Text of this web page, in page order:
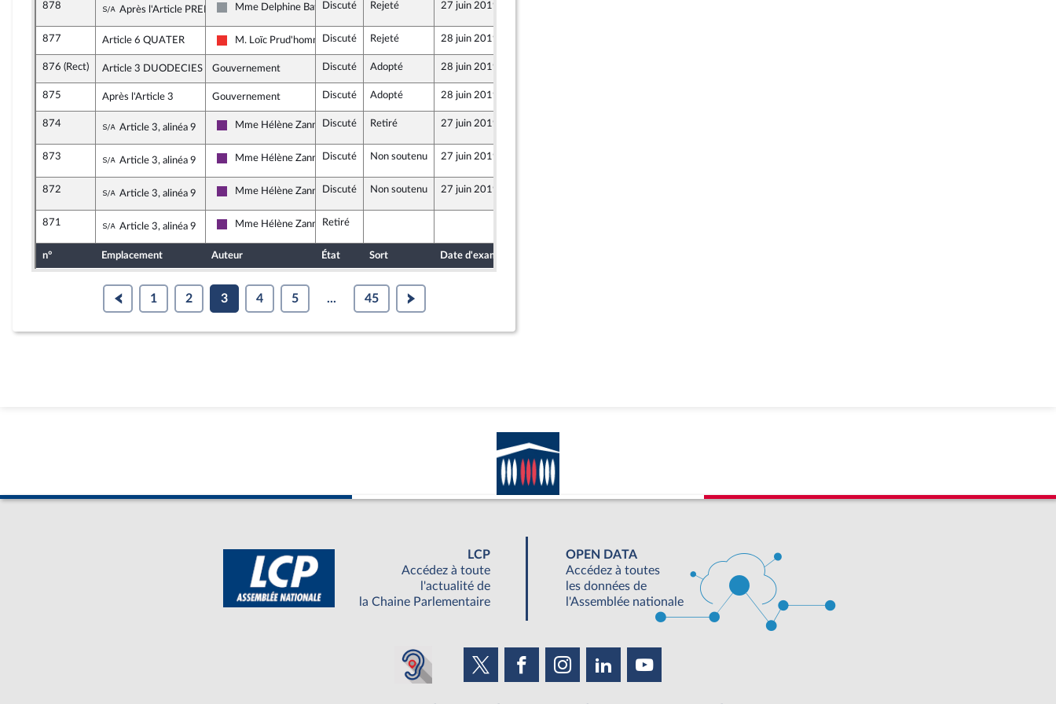
878 Sous-amendement de l'amendement n°833 (Rect)
Après l'Article PREMIER Non inscrit
Mme Delphine BathoDiscuté Rejeté 27 juin 2019
877 Article 6 QUATER
La France insoumise
M. Loïc Prud'hommeDiscuté Rejeté 28 juin 2019
876 (Rect) Article 3 DUODECIES Gouvernement Discuté Adopté 28 juin 2019
875 Après l'Article 3 Gouvernement Discuté Adopté 28 juin 2019
874 Sous-amendement de l'amendement n°88
Article 3, alinéa 9 La République en Marche
Mme Hélène ZannierDiscuté Retiré 27 juin 2019
873 Sous-amendement de l'amendement n°273
Article 3, alinéa 9 La République en Marche
Mme Hélène ZannierDiscuté Non soutenu 27 juin 2019
872 Sous-amendement de l'amendement n°284
Article 3, alinéa 9 La République en Marche
Mme Hélène ZannierDiscuté Non soutenu 27 juin 2019
871 Sous-amendement de l'amendement n°284
Article 3, alinéa 9 La République en Marche
Mme Hélène ZannierRetiré
n° Emplacement Auteur État Sort Date d'examen
1 2 3 4 5 ... 45
LCP
Accédez à toute
l'actualité de
la Chaine Parlementaire
OPEN DATA
Accédez à toutes
les données de
l'Assemblée nationale